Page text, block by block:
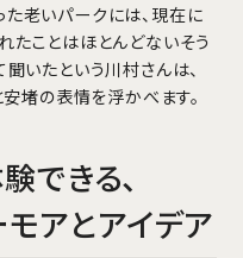
老いパークには、現在に
たことはほとんどないそう
いたという川村さんは、
安堵の表情を浮かべます。
できる、
アとアイデア